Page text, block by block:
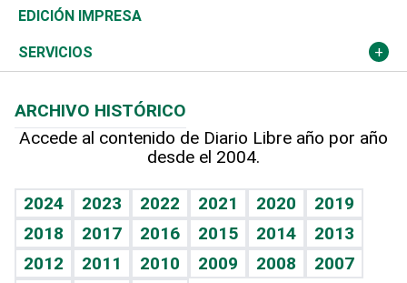
Caribe
Resto del mundo
Global y variable
Economía personal
Novedades
Podcast Arte Libre
Hablando con el pediatra
Vida y familia
Eñe
Celebrando la vida
Olimpismo
Más deportes
Línea de hit
TBT Deportivo
Noticiero Poteleche
Columnistas
Más firmas
Martes de tecnología
Cambio climático
Deportes
Opinión
Hecho en casa
Guía del dinero
EDICIÓN IMPRESA
SERVICIOS
Cumpleaños
Horóscopos
Crucigramas
ARCHIVO HISTÓRICO
Accede al contenido de Diario Libre año por año
desde el 2004.
2024 2023 2022 2021 2020
2019
2018
2017 2016 2015 2014
2013
2012
2011 2010 2009 2008
2007